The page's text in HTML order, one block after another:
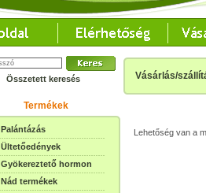
Összetett keresés
Termékek
Palántázás
Ültetőedények
Gyökereztető hormon
Nád termékek
Vásárlás/
Lehetőség van a